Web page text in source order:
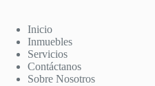
Inicio
Inmuebles
Servicios
Contáctanos
Sobre Nosotros